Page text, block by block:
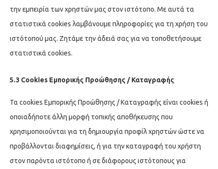
την εμπειρία των χρηστών μας στον ιστότοπο. Με αυτά τα
στατιστικά cookies λαμβάνουμε πληροφορίες για τη χρήση του
ιστότοπού μας. Ζητάμε την άδειά σας για να τοποθετήσουμε
στατιστικά cookies.
5.3 Cookies Εμπορικής Προώθησης / Καταγραφής
Τα cookies Εμπορικής Προώθησης / Καταγραφής είναι cookies ή
οποιαδήποτε άλλη μορφή τοπικής αποθήκευσης που
χρησιμοποιούνται για τη δημιουργία προφίλ χρηστών ώστε να
προβάλλονται διαφημίσεις, ή για την καταγραφή του χρήστη
στον παρόντα ιστότοπο ή σε διάφορους ιστότοπους για